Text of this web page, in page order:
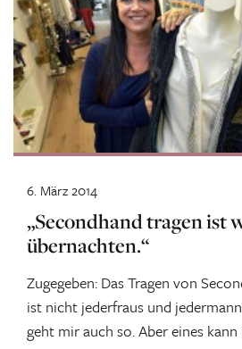
„Secondhand tragen ist
übernachten.“
Zugegeben: Das Tragen von
ist nicht jederfraus und
geht mir auch so. Aber eines kann
6. März 2014